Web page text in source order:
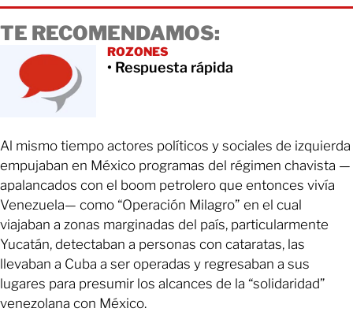
TE RECOMENDAMOS:
ROZONES
• Respuesta rápida
Al mismo tiempo actores políticos y sociales de izquierda
empujaban en México programas del régimen chavista —
apalancados con el boom petrolero que entonces vivía
Venezuela— como “Operación Milagro” en el cual
viajaban a zonas marginadas del país, particularmente
Yucatán, detectaban a personas con cataratas, las
llevaban a Cuba a ser operadas y regresaban a sus
lugares para presumir los alcances de la “solidaridad”
venezolana con México.